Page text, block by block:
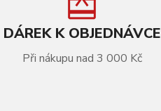
DÁREK K OBJEDNÁVCE
Při nákupu nad 3 000 Kč